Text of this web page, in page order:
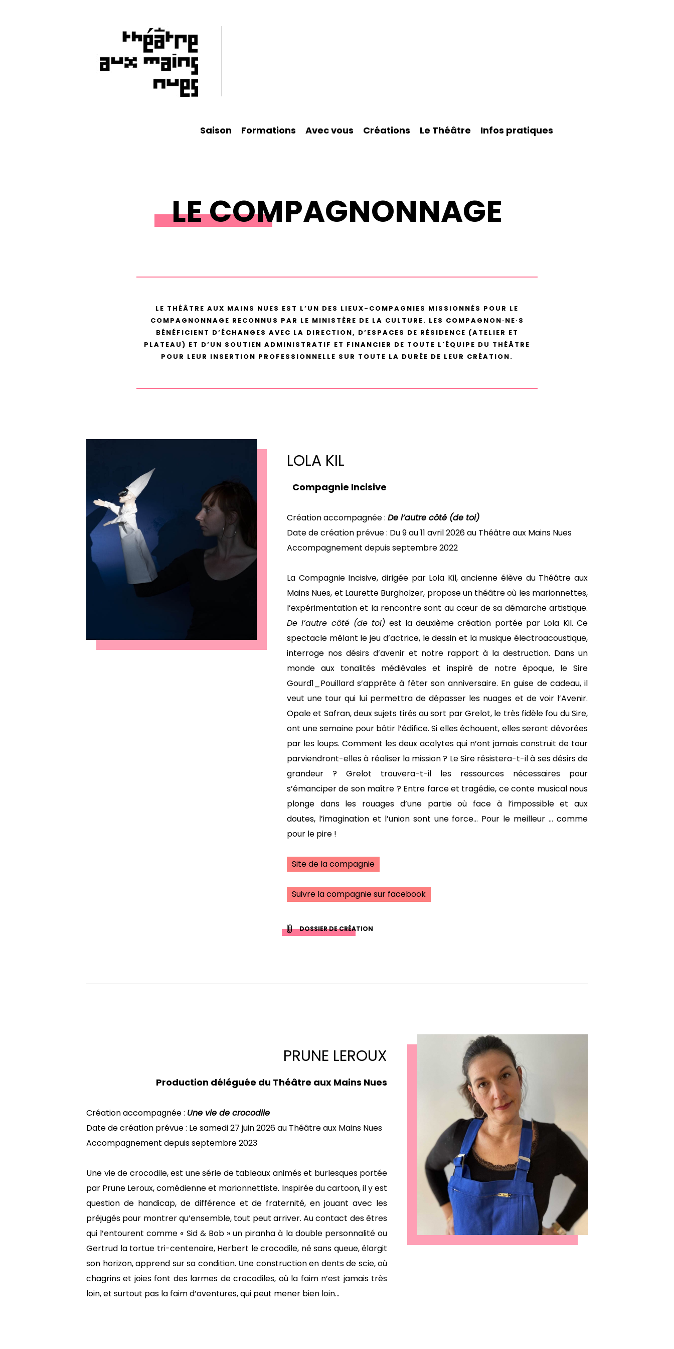
Saison Formations Avec vous Créations Le Théâtre Infos pratiques
LE COMPAGNONNAGE
LE THÉÂTRE AUX MAINS NUES EST L’UN DES LIEUX-COMPAGNIES MISSIONNÉS POUR LE
COMPAGNONNAGE RECONNUS PAR LE MINISTÈRE DE LA CULTURE. LES COMPAGNON·NE·S
BÉNÉFICIENT D’ÉCHANGES AVEC LA DIRECTION, D’ESPACES DE RÉSIDENCE (ATELIER ET
PLATEAU) ET D’UN SOUTIEN ADMINISTRATIF ET FINANCIER DE TOUTE L'ÉQUIPE DU THÉÂTRE
POUR LEUR INSERTION PROFESSIONNELLE SUR TOUTE LA DURÉE DE LEUR CRÉATION.
LOLA KIL
Compagnie Incisive
Création accompagnée : De l’autre côté (de toi)
Date de création prévue : Du 9 au 11 avril 2026 au Théâtre aux Mains Nues
Accompagnement depuis septembre 2022
La Compagnie Incisive, dirigée par Lola Kil, ancienne élève du Théâtre aux
Mains Nues, et Laurette Burgholzer, propose un théâtre où les marionnettes,
l’expérimentation et la rencontre sont au cœur de sa démarche artistique.
De l’autre côté (de toi) est la deuxième création portée par Lola Kil. Ce
spectacle mêlant le jeu d’actrice, le dessin et la musique électroacoustique,
interroge nos désirs d’avenir et notre rapport à la destruction. Dans un
monde aux tonalités médiévales et inspiré de notre époque, le Sire
Gourd1_Pouillard s’apprête à fêter son anniversaire. En guise de cadeau, il
veut une tour qui lui permettra de dépasser les nuages et de voir l’Avenir.
Opale et Safran, deux sujets tirés au sort par Grelot, le très fidèle fou du Sire,
ont une semaine pour bâtir l’édifice. Si elles échouent, elles seront dévorées
par les loups. Comment les deux acolytes qui n’ont jamais construit de tour
parviendront-elles à réaliser la mission ? Le Sire résistera-t-il à ses désirs de
grandeur ? Grelot trouvera-t-il les ressources nécessaires pour
s’émanciper de son maître ? Entre farce et tragédie, ce conte musical nous
plonge dans les rouages d’une partie où face à l’impossible et aux
doutes, l’imagination et l’union sont une force... Pour le meilleur ... comme
pour le pire !
Site de la compagnie
Suivre la compagnie sur facebook
DOSSIER DE CRÉATION
PRUNE LEROUX
Production déléguée du Théâtre aux Mains Nues
Création accompagnée : Une vie de crocodile
Date de création prévue : Le samedi 27 juin 2026 au Théâtre aux Mains Nues
Accompagnement depuis septembre 2023
Une vie de crocodile, est une série de tableaux animés et burlesques portée
par Prune Leroux, comédienne et marionnettiste. Inspirée du cartoon, il y est
question de handicap, de différence et de fraternité, en jouant avec les
préjugés pour montrer qu’ensemble, tout peut arriver. Au contact des êtres
qui l’entourent comme « Sid & Bob » un piranha à la double personnalité ou
Gertrud la tortue tri-centenaire, Herbert le crocodile, né sans queue, élargit
son horizon, apprend sur sa condition. Une construction en dents de scie, où
chagrins et joies font des larmes de crocodiles, où la faim n’est jamais très
loin, et surtout pas la faim d’aventures, qui peut mener bien loin...